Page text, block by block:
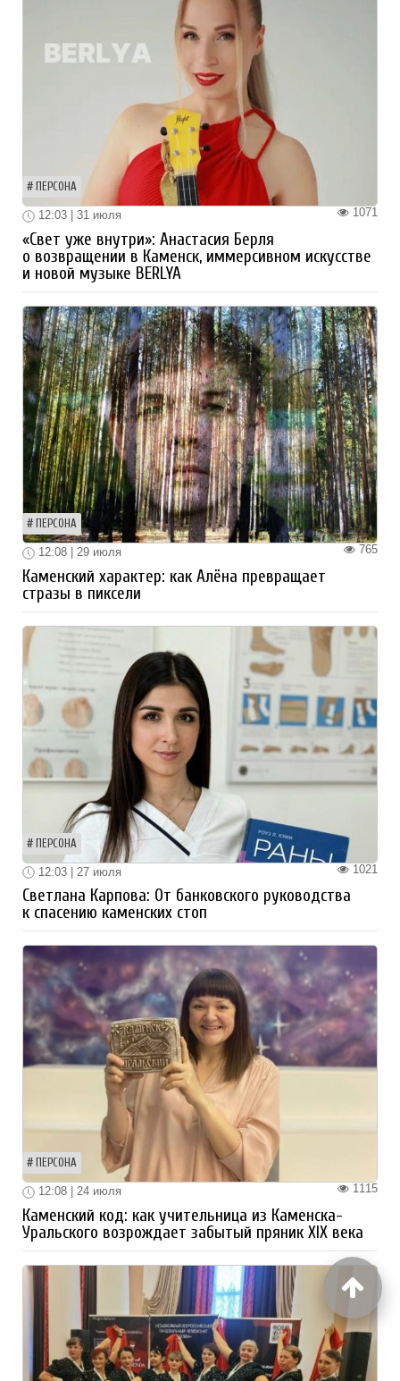
ПЕРСОНА
1071
12:03 | 31 июля
«Свет уже внутри»: Анастасия Берля
о возвращении в Каменск, иммерсивном искусстве
и новой музыке BERLYA
ПЕРСОНА
765
12:08 | 29 июля
Каменский характер: как Алёна превращает
стразы в пиксели
ПЕРСОНА
1021
12:03 | 27 июля
Светлана Карпова: От банковского руководства
к спасению каменских стоп
ПЕРСОНА
1115
12:08 | 24 июля
Каменский код: как учительница из Каменска-
Уральского возрождает забытый пряник XIX века